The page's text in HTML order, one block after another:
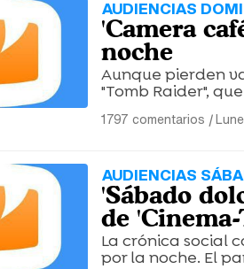
AUDIENCIAS
'Camera
noche
Aunque pierden
"Tomb Raider",
1797 comentarios |
AUDIENCIAS
'Sábado
de
La crónica social
por la noche. El